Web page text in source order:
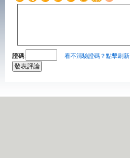
證碼: 看不清驗證碼？點擊刷新